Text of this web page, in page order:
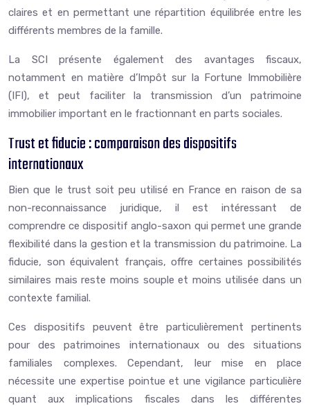
claires et en permettant une répartition équilibrée entre les
différents membres de la famille.
La SCI présente également des avantages fiscaux,
notamment en matière d’Impôt sur la Fortune Immobilière
(IFI), et peut faciliter la transmission d’un patrimoine
immobilier important en le fractionnant en parts sociales.
Trust et fiducie : comparaison des dispositifs
internationaux
Bien que le trust soit peu utilisé en France en raison de sa
non-reconnaissance juridique, il est intéressant de
comprendre ce dispositif anglo-saxon qui permet une grande
flexibilité dans la gestion et la transmission du patrimoine. La
fiducie, son équivalent français, offre certaines possibilités
similaires mais reste moins souple et moins utilisée dans un
contexte familial.
Ces dispositifs peuvent être particulièrement pertinents
pour des patrimoines internationaux ou des situations
familiales complexes. Cependant, leur mise en place
nécessite une expertise pointue et une vigilance particulière
quant aux implications fiscales dans les différentes